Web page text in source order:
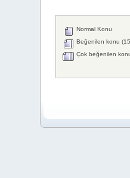
Normal Konu
Beğenilen konu
Çok beğenilen